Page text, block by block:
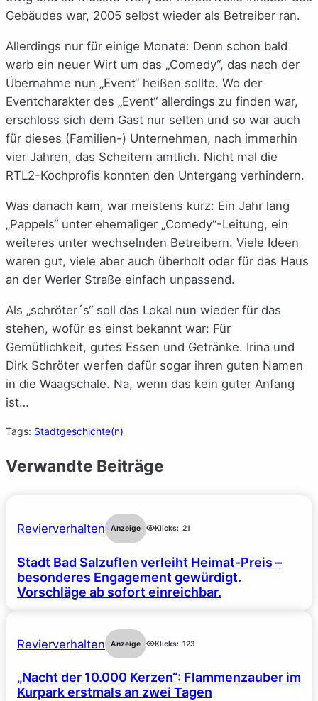
Gebäudes war, 2005 selbst wieder als Betreiber ran.
Allerdings nur für einige Monate: Denn schon bald
warb ein neuer Wirt um das „Comedy“, das nach der
Übernahme nun „Event“ heißen sollte. Wo der
Eventcharakter des „Event“ allerdings zu finden war,
erschloss sich dem Gast nur selten und so war auch
für dieses (Familien-) Unternehmen, nach immerhin
vier Jahren, das Scheitern amtlich. Nicht mal die
RTL2-Kochprofis konnten den Untergang verhindern.
Was danach kam, war meistens kurz: Ein Jahr lang
„Pappels“ unter ehemaliger „Comedy“-Leitung, ein
weiteres unter wechselnden Betreibern. Viele Ideen
waren gut, viele aber auch überholt oder für das Haus
an der Werler Straße einfach unpassend.
Als „schröter´s“ soll das Lokal nun wieder für das
stehen, wofür es einst bekannt war: Für
Gemütlichkeit, gutes Essen und Getränke. Irina und
Dirk Schröter werfen dafür sogar ihren guten Namen
in die Waagschale. Na, wenn das kein guter Anfang
ist…
Tags: Stadtgeschichte(n)
Verwandte Beiträge
Revierverhalten Anzeige Klicks: 21
Stadt Bad Salzuflen verleiht Heimat-Preis –
besonderes Engagement gewürdigt.
Vorschläge ab sofort einreichbar.
Revierverhalten Anzeige Klicks: 123
„Nacht der 10.000 Kerzen“: Flammenzauber im
Kurpark erstmals an zwei Tagen